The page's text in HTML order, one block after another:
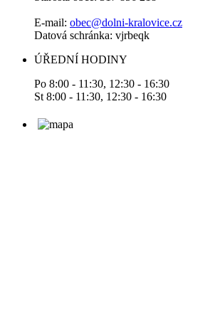
E-mail: obec@dolni-kralovice.cz
Datová schránka: vjrbeqk
ÚŘEDNÍ HODINY
Po 8:00 - 11:30, 12:30 - 16:30
St 8:00 - 11:30, 12:30 - 16:30